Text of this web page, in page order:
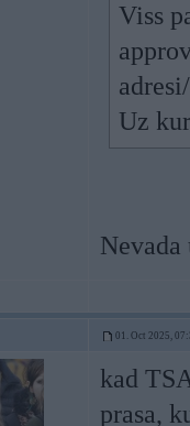
Viss
Uz
01. Oct 2025,
kad
prasa,